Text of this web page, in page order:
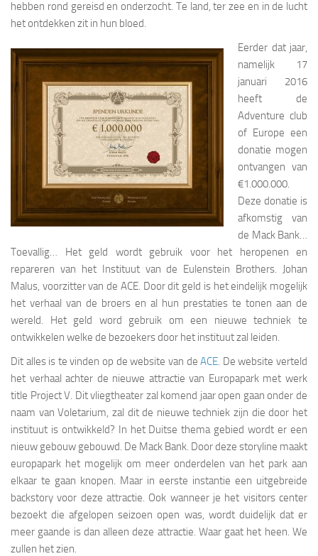
hebben rond gereisd en onderzocht. Te land, ter zee en in de lucht
het ontdekken zit in hun bloed.
Eerder dat jaar,
namelijk 17
januari 2016
heeft de
Adventure club
of Europe een
donatie mogen
ontvangen van
€1.000.000.
Deze donatie is
afkomstig van
de Mack Bank…
Toevallig… Het geld wordt gebruik voor het heropenen en
repareren van het Instituut van de Eulenstein Brothers. Johan
Malus, voorzitter van de ACE. Door dit geld is het eindelijk mogelijk
het verhaal van de broers en al hun prestaties te tonen aan de
wereld. Het geld word gebruik om een nieuwe techniek te
ontwikkelen welke de bezoekers door het instituut zal leiden.
Dit alles is te vinden op de website van deACE . De website verteld
het verhaal achter de nieuwe attractie van Europapark met werk
title Project V. Dit vliegtheater zal komend jaar open gaan onder de
naam van Voletarium, zal dit de nieuwe techniek zijn die door het
instituut is ontwikkeld? In het Duitse thema gebied wordt er een
nieuw gebouw gebouwd. De Mack Bank. Door deze storyline maakt
europapark het mogelijk om meer onderdelen van het park aan
elkaar te gaan knopen. Maar in eerste instantie een uitgebreide
backstory voor deze attractie. Ook wanneer je het visitors center
bezoekt die afgelopen seizoen open was, wordt duidelijk dat er
meer gaande is dan alleen deze attractie. Waar gaat het heen. We
zullen het zien.